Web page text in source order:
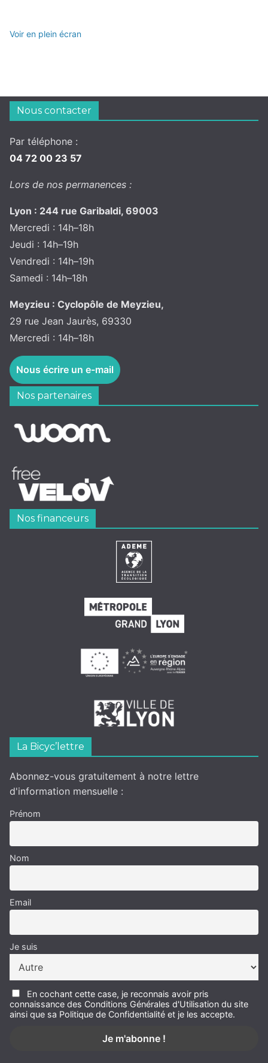
Voir en plein écran
Nous contacter
Par téléphone :
04 72 00 23 57
Lors de nos permanences :
Lyon : 244 rue Garibaldi, 69003
Mercredi : 14h–18h
Jeudi : 14h–19h
Vendredi : 14h–19h
Samedi : 14h–18h
Meyzieu : Cyclopôle de Meyzieu,
29 rue Jean Jaurès, 69330
Mercredi : 14h–18h
Nous écrire un e-mail
Nos partenaires
Nos financeurs
La Bicyc’lettre
Abonnez-vous gratuitement à notre lettre
d'information mensuelle :
Prénom
Nom
Email
Je suis
En cochant cette case, je reconnais avoir pris
connaissance des Conditions Générales d'Utilisation du site
ainsi que sa Politique de Confidentialité et je les accepte.